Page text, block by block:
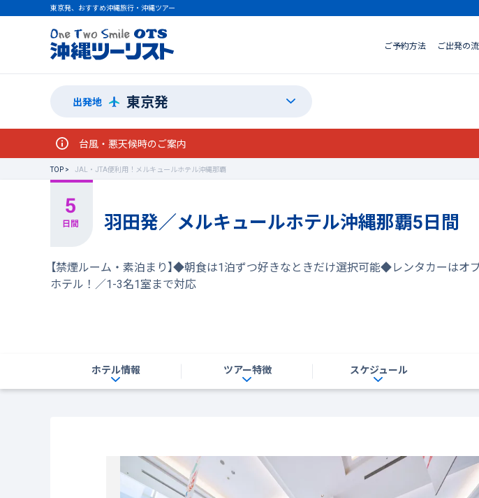
東京発、おすすめ沖縄旅行・沖縄ツアー
ご予約方法 ご出発の
出発地 東京発
台風・悪天候時のご案内
TOP
JAL・JTA便利用！メルキュールホテル沖縄那覇
羽田発／メルキュールホテル沖縄那覇5日間
【禁煙ルーム・素泊まり】◆朝食は1泊ずつ好きなときだけ選択可能◆レンタカーは
ホテル！／1-3名1室まで対応
ホテル情報 ツアー特徴 スケジュール